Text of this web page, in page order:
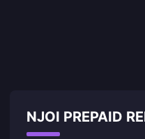
NJOI PREPAID